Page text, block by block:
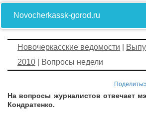
Novocherkassk-gorod.ru
Новочеркасские ведомости
2010 | Вопросы недели
На вопросы журналистов отвечает
Кондратенко.